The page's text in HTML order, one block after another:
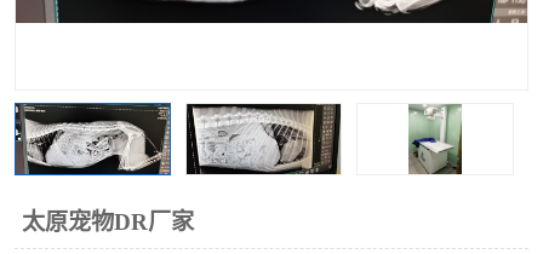
太原宠物DR厂家